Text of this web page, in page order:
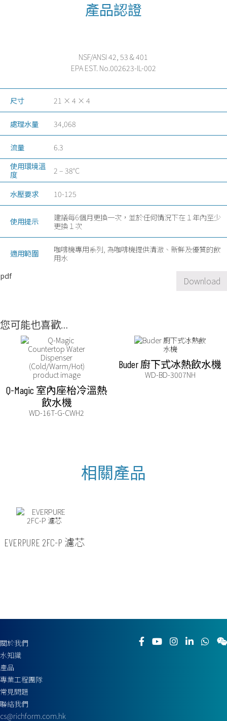
產品認證
NSF/ANSI 42, 53 & 401
EPA EST. No.002623-IL-002
尺寸 21 × 4 × 4
處理水量 34,068
流量
6.3
使用環境溫
度
2 – 38°C
水壓要求 10-125
使用提示
建議每6個月更換一次，並於任何情況下在１年內至少
更換１次
適用範圍
咖啡機專用系列, 為咖啡機提供清澈、新鮮及優質的飲
用水
pdf
Download
您可能也喜歡…
Q-Magic 室內座枱冷溫熱
飲水機
WD-16T-G-CWH2
Buder 廚下式冰熱飲水機
WD-BD-3007NH
EVERPURE 2FC-P 濾芯
關於我們
水知識
產品
專業工程團隊
常見問題
聯絡我們
cs@richform.com.hk